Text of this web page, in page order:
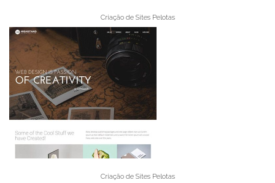
Criação de Sites Pelotas
Criação de Sites Pelotas